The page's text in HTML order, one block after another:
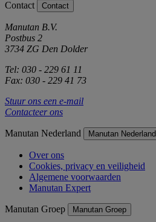
Contact Contact
Manutan B.V.
Postbus 2
3734 ZG Den Dolder
Tel: 030 - 229 61 11
Fax: 030 - 229 41 73
Stuur ons een e-mail
Contacteer ons
Manutan Nederland Manutan Nederland
Over ons
Cookies, privacy en veiligheid
Algemene voorwaarden
Manutan Expert
Manutan Groep Manutan Groep